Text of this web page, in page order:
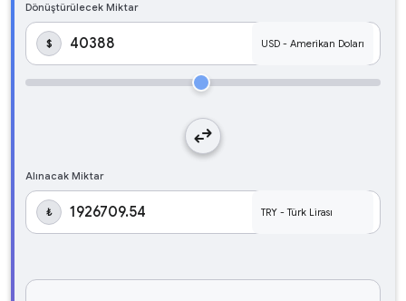
Dönüştürülecek Miktar
$
swap_horiz
Alınacak Miktar
₺